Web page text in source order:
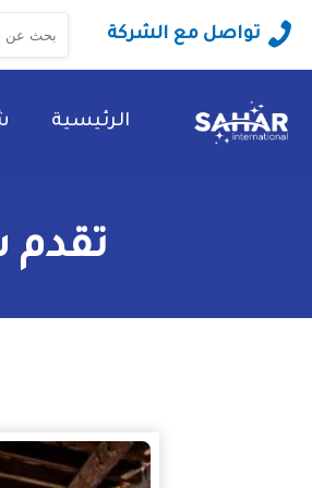
تواصل مع الشركة
البحث
عن:
الرئيسية
تقدم